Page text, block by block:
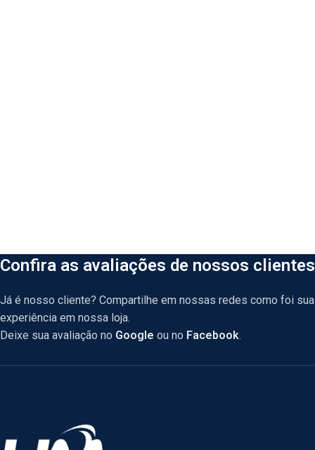
Confira as avaliações de nossos clientes
Já é nosso cliente? Compartilhe em nossas redes como foi sua
experiência em nossa loja.
Deixe sua avaliação no Google ou no Facebook.